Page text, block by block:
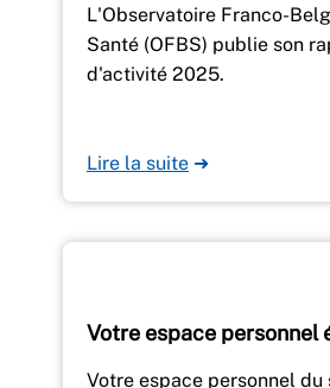
L'Observatoire Franco-
Santé (OFBS) publie son
d'activité 2025.
Lire la suite ➜
Votre espace personnel
Votre espace personnel du